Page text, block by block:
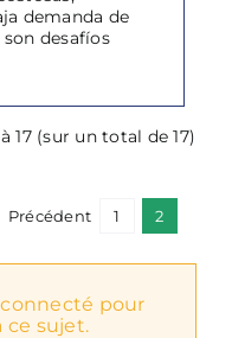
demanda de
desafíos
17 (sur un total de 17)
Précédent 1 2
pour
ce sujet.